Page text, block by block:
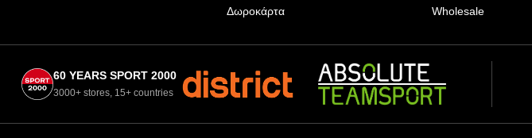
Δωροκάρτα
Wholesale
60 YEARS SPORT 2000
3000+ stores, 15+ countries